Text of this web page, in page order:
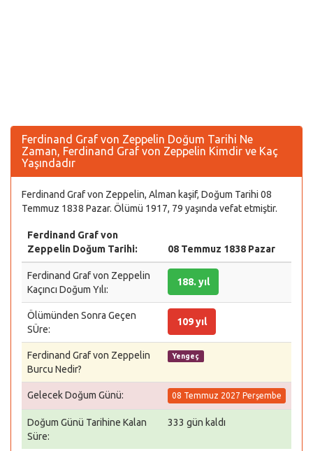
Ferdinand Graf von Zeppelin Doğum Tarihi Ne
Zaman, Ferdinand Graf von Zeppelin Kimdir ve Kaç
Yaşındadır
Ferdinand Graf von Zeppelin, Alman kaşif, Doğum Tarihi 08
Temmuz 1838 Pazar. Ölümü 1917, 79 yaşında vefat etmiştir.
Ferdinand Graf von
Zeppelin Doğum Tarihi:
08 Temmuz 1838 Pazar
Ferdinand Graf von Zeppelin
Kaçıncı Doğum Yılı:
188. yıl
Ölümünden Sonra Geçen
SÜre:
109 yıl
Ferdinand Graf von Zeppelin
Burcu Nedir?
Yengeç
Gelecek Doğum Günü: 08 Temmuz 2027 Perşembe
Doğum Günü Tarihine Kalan
Süre:
333 gün kaldı